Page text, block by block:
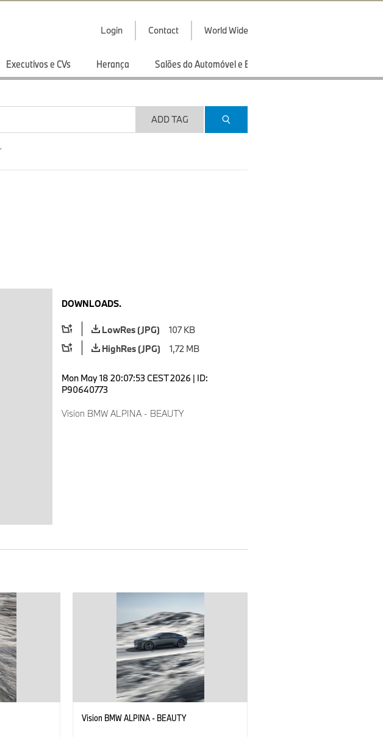
Login Contact World Wide
Executivos e CVs Herança Salões do Automóvel e Exibições
ADD TAG
DOWNLOADS.
LowRes (JPG)
107 KB
HighRes (JPG)
1,72 MB
Mon May 18 20:07:53 CEST 2026 | ID:
P90640773
Vision BMW ALPINA - BEAUTY
Vision BMW ALPINA - BEAUTY